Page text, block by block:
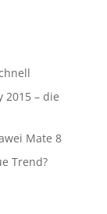
2015 – die
Mate 8
Trend?